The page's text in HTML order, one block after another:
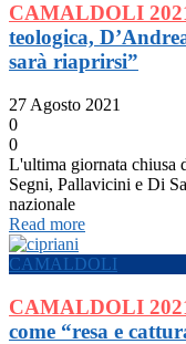
CAMALDOLI
teologica,
sarà riaprirsi”
27 Agosto 2021
0
0
L'ultima giornata chiusa
Segni, Pallavicini e Di
nazionale
Read more
CAMALDOLI
CAMALDOLI
come “resa e